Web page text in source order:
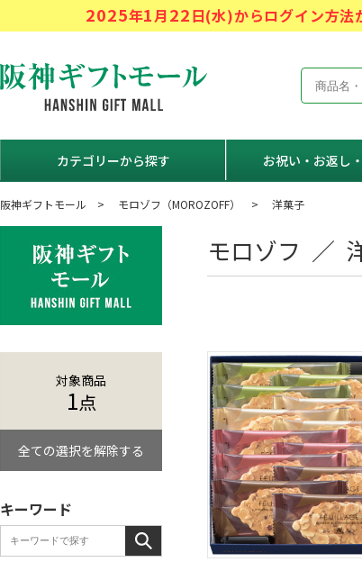
2025年1月22日(水)からログイン方
阪神ギフトモール
カテゴリーから探す お祝い・お返し
阪神ギフトモール モロゾフ（MOROZOFF） 洋菓子
モロゾフ ／
対象商品
1点
全ての選択を解除する
キーワード